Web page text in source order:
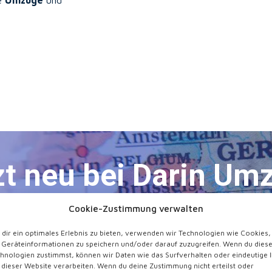
Cookie-Zustimmung verwalten
dir ein optimales Erlebnis zu bieten, verwenden wir Technologien wie Cookies,
Geräteinformationen zu speichern und/oder darauf zuzugreifen. Wenn du
zustimmst, können wir Daten wie das Surfverhalten oder eindeutige
dieser Website verarbeiten. Wenn du deine Zustimmung nicht erteilst oder
neu bei Darin
Internationale Umzüge!
Jetzt anfragen